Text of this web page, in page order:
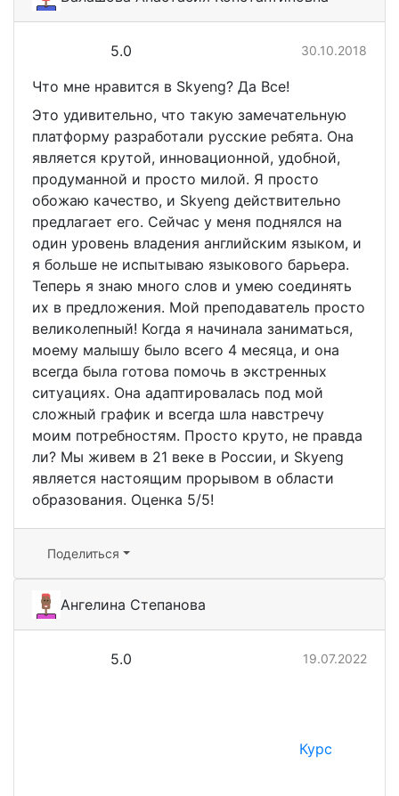
5.0 30.10.2018
Что мне нравится в Skyeng? Да Все!
Это удивительно, что такую замечательную
платформу разработали русские ребята. Она
является крутой, инновационной, удобной,
продуманной и просто милой. Я просто
обожаю качество, и Skyeng действительно
предлагает его. Сейчас у меня поднялся на
один уровень владения английским языком, и
я больше не испытываю языкового барьера.
Теперь я знаю много слов и умею соединять
их в предложения. Мой преподаватель просто
великолепный! Когда я начинала заниматься,
моему малышу было всего 4 месяца, и она
всегда была готова помочь в экстренных
ситуациях. Она адаптировалась под мой
сложный график и всегда шла навстречу
моим потребностям. Просто круто, не правда
ли? Мы живем в 21 веке в России, и Skyeng
является настоящим прорывом в области
образования. Оценка 5/5!
Поделиться
Ангелина Степанова
5.0 19.07.2022
Курс